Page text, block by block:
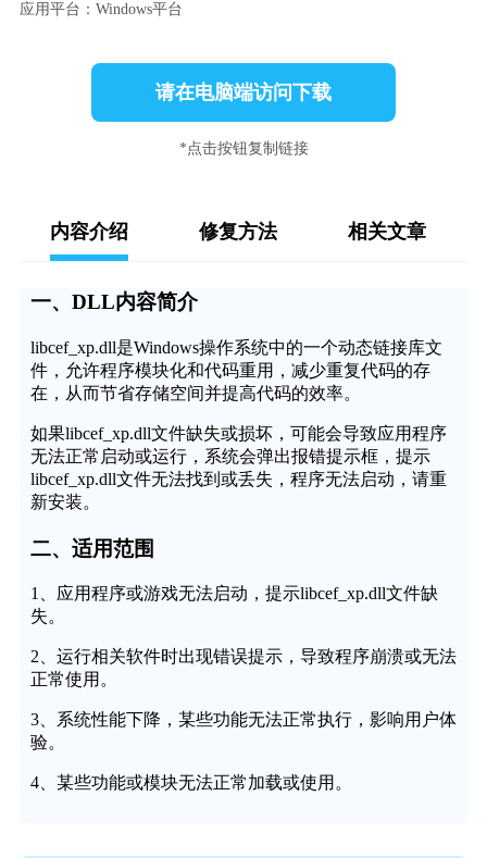
应用平台：Windows平台
请在电脑端访问下载
*点击按钮复制链接
内容介绍 修复方法 相关文章
一、DLL内容简介
libcef_xp.dll是Windows操作系统中的一个动态链接库文
件，允许程序模块化和代码重用，减少重复代码的存
在，从而节省存储空间并提高代码的效率。
如果libcef_xp.dll文件缺失或损坏，可能会导致应用程序
无法正常启动或运行，系统会弹出报错提示框，提示
libcef_xp.dll文件无法找到或丢失，程序无法启动，请重
新安装。
二、适用范围
1、应用程序或游戏无法启动，提示libcef_xp.dll文件缺
失。
2、运行相关软件时出现错误提示，导致程序崩溃或无法
正常使用。
3、系统性能下降，某些功能无法正常执行，影响用户体
验。
4、某些功能或模块无法正常加载或使用。